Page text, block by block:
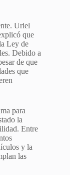
Uriel
que
Ley de
Debido a
de que
que
para
la
Entre
y la
las